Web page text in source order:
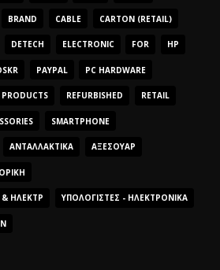
BRAND CABLE CARTON (RETAIL)
DETECH ELECTRONIC FOR HP
PAYPAL PC HARDWARE
PRODUCTS REFURBISHED RETAIL
SMARTPHONE
ΑΝΤΑΛΛΑΚΤΙΚΆ ΑΞΕΣΟΥΆΡ
ΗΛΕΚΤΡ ΥΠΟΛΟΓΙΣΤΈΣ - ΗΛΕΚΤΡΟΝΙΚΆ